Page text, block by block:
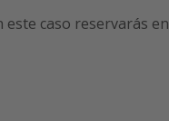
este caso reservarás en